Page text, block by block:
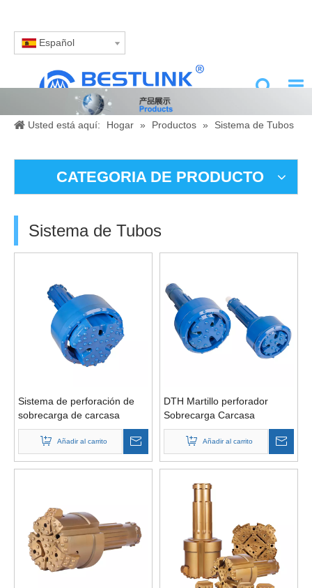
Español
Usted está aquí: Hogar » Productos » Sistema de Tubos
CATEGORIA DE PRODUCTO
Sistema de Tubos
Sistema de perforación de
sobrecarga de carcasa
concéntrica / simétrica con
broca de anilloAñadir al carrito
DTH Martillo perforador
Sobrecarga Carcasa
simétrica Broca piloto
concéntrica y broca con
zapata de carcasa
Añadir al carrito